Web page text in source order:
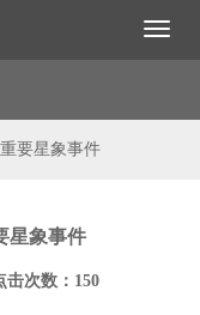
要星象事件
星象事件
次数：150